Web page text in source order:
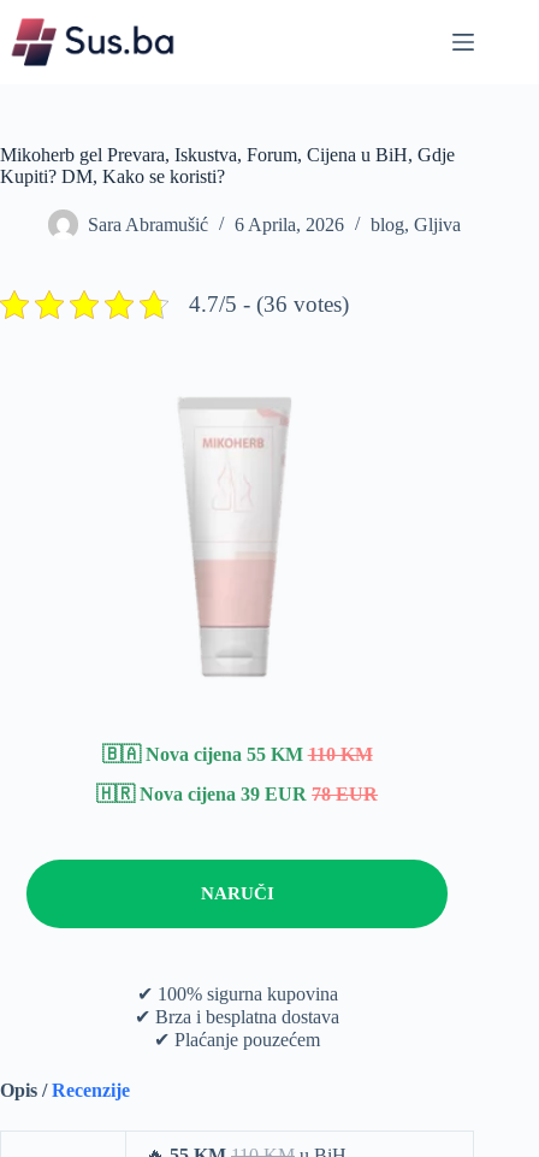
content
Mikoherb gel Prevara, Iskustva, Forum, Cijena u BiH, Gdje
Kupiti? DM, Kako se koristi?
Sara Abramušić 6 Aprila, 2026 blog, Gljiva
4.7/5 - (36 votes)
🇧🇦 Nova cijena 55 KM 110 KM
🇭🇷 Nova cijena 39 EUR 78 EUR
NARUČI
✔ 100% sigurna kupovina
✔ Brza i besplatna dostava
✔ Plaćanje pouzećem
Opis /Recenzije